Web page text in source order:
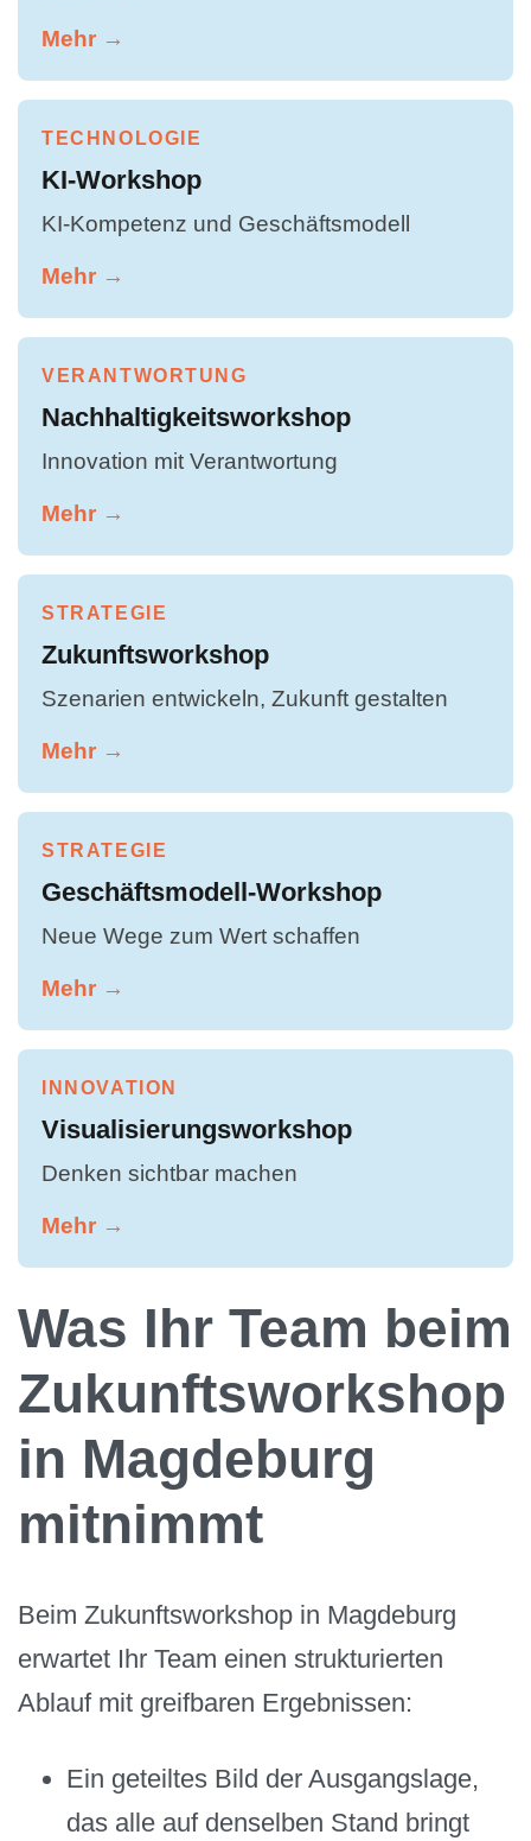
Mehr →
TECHNOLOGIE
KI-Workshop
KI-Kompetenz und Geschäftsmodell
Mehr →
VERANTWORTUNG
Nachhaltigkeitsworkshop
Innovation mit Verantwortung
Mehr →
STRATEGIE
Zukunftsworkshop
Szenarien entwickeln, Zukunft gestalten
Mehr →
STRATEGIE
Geschäftsmodell-Workshop
Neue Wege zum Wert schaffen
Mehr →
INNOVATION
Visualisierungsworkshop
Denken sichtbar machen
Mehr →
Was Ihr Team beim
Zukunftsworkshop
in Magdeburg
mitnimmt
Beim Zukunftsworkshop in Magdeburg
erwartet Ihr Team einen strukturierten
Ablauf mit greifbaren Ergebnissen:
Ein geteiltes Bild der Ausgangslage,
das alle auf denselben Stand bringt